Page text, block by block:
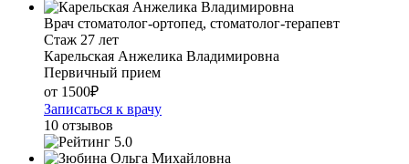
Врач стоматолог-ортопед, стоматолог-терапевт
Стаж 27 лет
Карельская Анжелика Владимировна
Первичный прием
от 1500₽
Записаться к врачу
10 отзывов
5.0